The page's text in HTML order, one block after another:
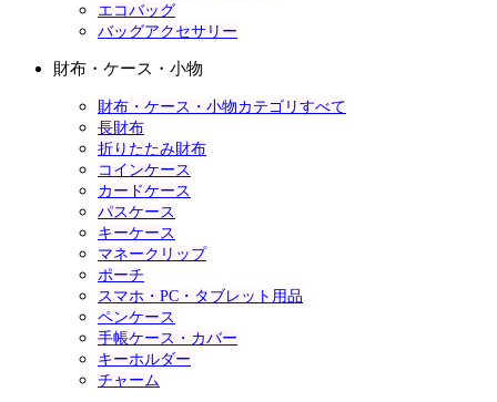
エコバッグ
バッグアクセサリー
財布・ケース・小物
財布・ケース・小物カテゴリすべて
長財布
折りたたみ財布
コインケース
カードケース
パスケース
キーケース
マネークリップ
ポーチ
スマホ・PC・タブレット用品
ペンケース
手帳ケース・カバー
キーホルダー
チャーム